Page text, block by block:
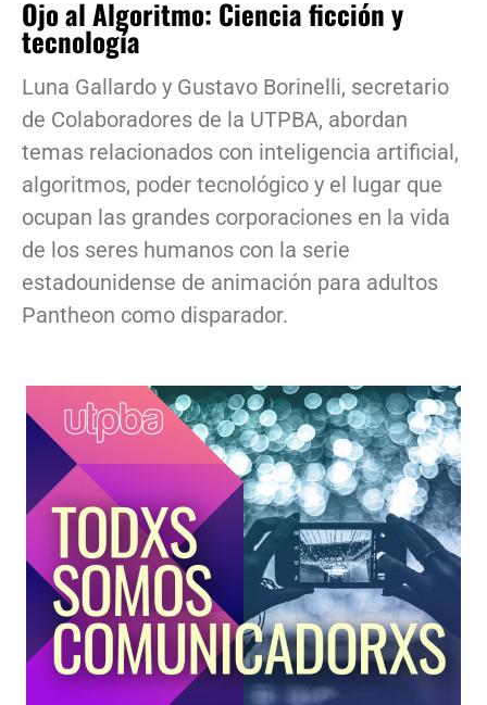
Ojo al Algoritmo: Ciencia ficción y
tecnología
Luna Gallardo y Gustavo Borinelli, secretario
de Colaboradores de la UTPBA, abordan
temas relacionados con inteligencia artificial,
algoritmos, poder tecnológico y el lugar que
ocupan las grandes corporaciones en la vida
de los seres humanos con la serie
estadounidense de animación para adultos
Pantheon como disparador.